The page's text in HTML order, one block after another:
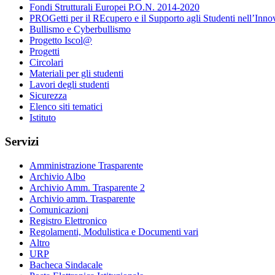
Fondi Strutturali Europei P.O.N. 2014-2020
PROGetti per il REcupero e il Supporto agli Studenti
Bullismo e Cyberbullismo
Progetto Iscol@
Progetti
Circolari
Materiali per gli studenti
Lavori degli studenti
Sicurezza
Elenco siti tematici
Istituto
Servizi
Amministrazione Trasparente
Archivio Albo
Archivio Amm. Trasparente 2
Archivio amm. Trasparente
Comunicazioni
Registro Elettronico
Regolamenti, Modulistica e Documenti vari
Altro
URP
Bacheca Sindacale